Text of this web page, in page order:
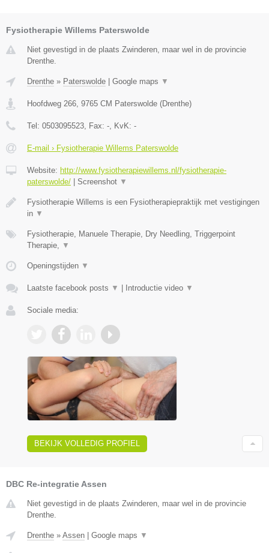
Fysiotherapie Willems Paterswolde
Niet gevestigd in de plaats Zwinderen, maar wel in de provincie
Drenthe.
Drenthe » Paterswolde Google maps ▼
Hoofdweg 266 9765 CM Paterswolde (Drenthe)
Tel: 0503095523 , Fax: - , KvK: -
E-mail › Fysiotherapie Willems Paterswolde
Website: http://www.fysiotherapiewillems.nl/fysiotherapie-
paterswolde/
Screenshot ▼
Fysiotherapie Willems is een Fysiotherapiepraktijk met vestigingen
in ▼
Fysiotherapie, Manuele Therapie, Dry Needling, Triggerpoint
Therapie,
▼
Openingstijden ▼
Laatste facebook posts ▼ Introductie video ▼
Sociale media:
BEKIJK VOLLEDIG PROFIEL
DBC Re-integratie Assen
Niet gevestigd in de plaats Zwinderen, maar wel in de provincie
Drenthe.
Drenthe » Assen Google maps ▼